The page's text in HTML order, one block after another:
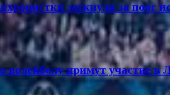
заткнули за пояс
волейболу примут участие